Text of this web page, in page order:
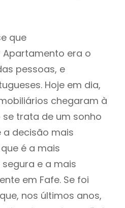
que
era o
pessoas, e
Hoje em dia,
chegaram à
trata de um sonho
a decisão mais
é a mais
e a mais
em Fafe. Se foi
nos últimos anos,